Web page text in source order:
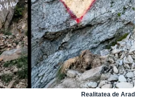
Realitatea de Arad